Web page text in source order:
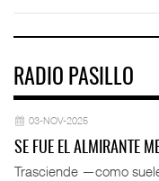
RADIO PASILLO
03-NOV-2025
SE FUE EL ALMIRANTE
Trasciende —como